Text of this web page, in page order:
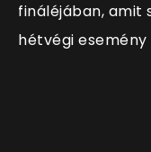
fináléjában, amit
hétvégi esemény